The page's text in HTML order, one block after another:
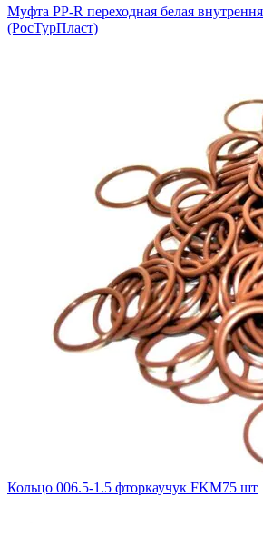
Муфта PP-R переходная белая
(РосТурПласт)
Кольцо 006.5-1.5 фторкаучук FKM75 шт